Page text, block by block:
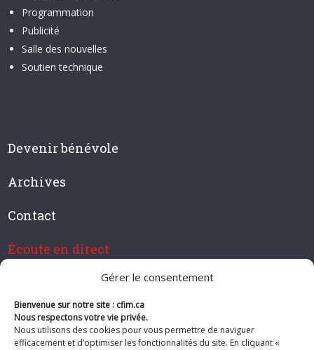
Gérer le consentement
Bienvenue sur notre site : cfim.ca
Nous respectons votre vie privée.
Nous utilisons des cookies pour vous permettre de naviguer
efficacement et d’optimiser les fonctionnalités du site. En cliquant «
Programmation
Publicité
Salle des nouvelles
Soutien technique
Devenir bénévole
Archives
Contact
Écoute en direct
Devenir membre de CFIM